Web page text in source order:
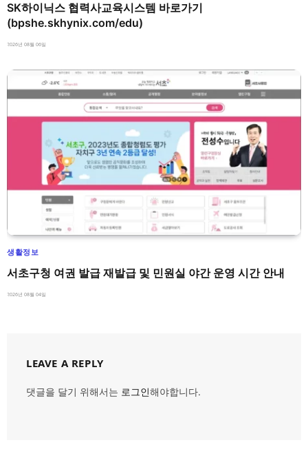
SK하이닉스 협력사교육시스템 바로가기
(bpshe.skhynix.com/edu)
2026년 08월 06일
생활정보
서초구청 여권 발급 재발급 및 민원실 야간 운영 시간 안내
2026년 08월 04일
LEAVE A REPLY
댓글을 달기 위해서는 로그인해야합니다.